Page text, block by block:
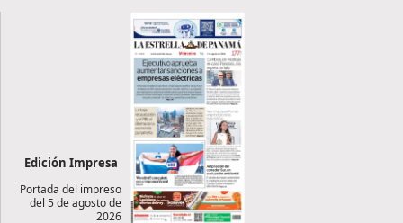
Edición Impresa
Portada del impreso
del 5 de agosto de
2026